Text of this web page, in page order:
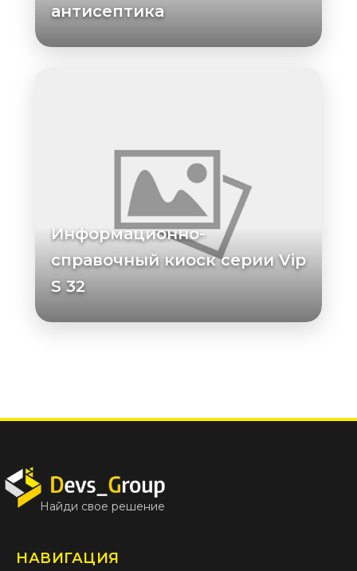
антисептика
Информационно-
справочный киоск серии Vip
S 32
Найди свое решение
НАВИГАЦИЯ